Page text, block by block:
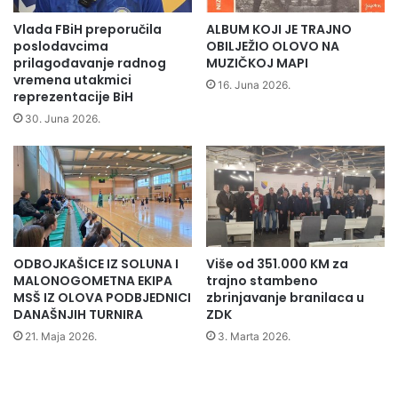
v
o
l
u
c
i
j
t
i
v
n
a
s
i
l
i
j
e
g
p
o
s
v
c
a
2
0
1
4
!
Vlada FBiH preporučila
poslodavcima
prilagođavanje radnog
vremena utakmici
reprezentacije BiH
30. Juna 2026.
ALBUM KOJI JE TRAJNO
OBILJEŽIO OLOVO NA
MUZIČKOJ MAPI
16. Juna 2026.
ODBOJKAŠICE IZ SOLUNA I
MALONOGOMETNA EKIPA
MSŠ IZ OLOVA PODBJEDNICI
DANAŠNJIH TURNIRA
21. Maja 2026.
Više od 351.000 KM za
trajno stambeno
zbrinjavanje branilaca u
ZDK
3. Marta 2026.